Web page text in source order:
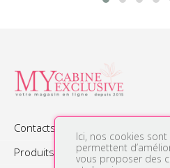
Contacts
Produits
Ici, nos cookies
permettent
vous proposer des